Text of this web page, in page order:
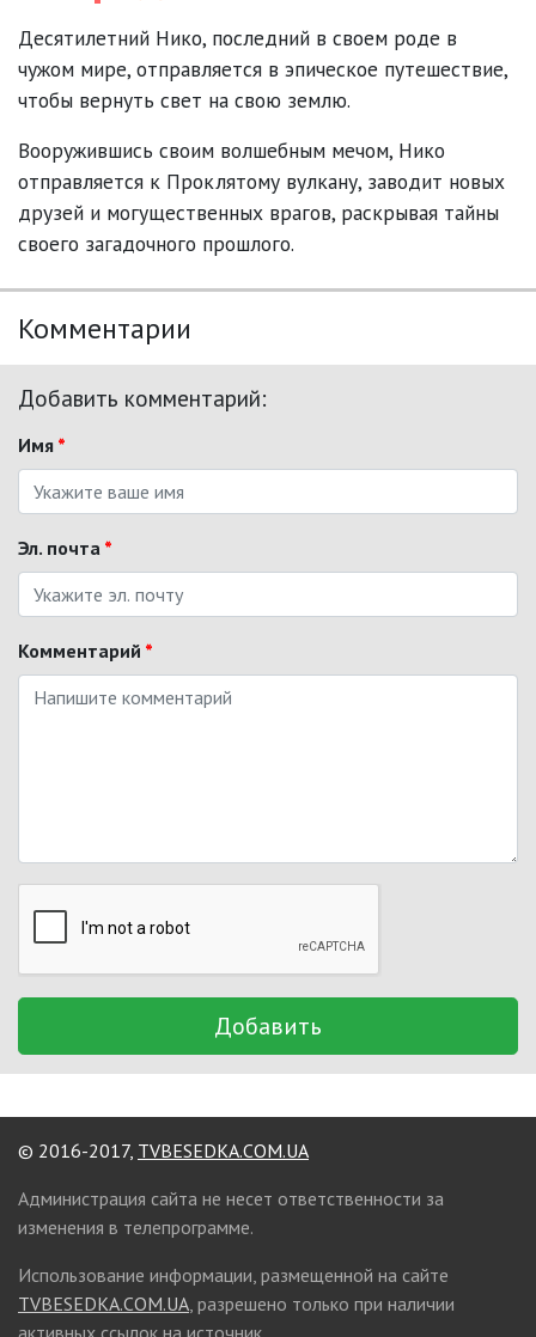
Десятилетний Нико, последний в своем роде в
чужом мире, отправляется в эпическое путешествие,
чтобы вернуть свет на свою землю.
Вооружившись своим волшебным мечом, Нико
отправляется к Проклятому вулкану, заводит новых
друзей и могущественных врагов, раскрывая тайны
своего загадочного прошлого.
Комментарии
Добавить комментарий:
Имя *
Эл. почта *
Комментарий *
Добавить
© 2016-2017, TVBESEDKA.COM.UA
Администрация сайта не несет ответственности за
изменения в телепрограмме.
Использование информации, размещенной на сайте
TVBESEDKA.COM.UA , разрешено только при наличии
активных ссылок на источник.